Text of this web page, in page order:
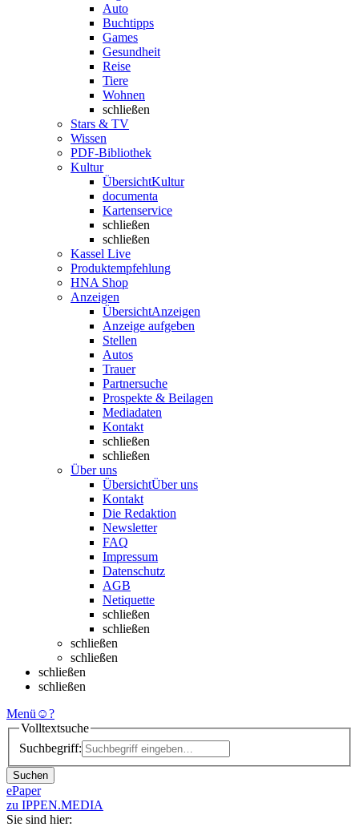
Auto
Buchtipps
Games
Gesundheit
Reise
Tiere
Wohnen
schließen
Stars & TV
Wissen
PDF-Bibliothek
Kultur
ÜbersichtKultur
documenta
Kartenservice
schließen
schließen
Kassel Live
Produktempfehlung
HNA Shop
Anzeigen
ÜbersichtAnzeigen
Anzeige aufgeben
Stellen
Autos
Trauer
Partnersuche
Prospekte & Beilagen
Mediadaten
Kontakt
schließen
schließen
Über uns
ÜbersichtÜber uns
Kontakt
Die Redaktion
Newsletter
FAQ
Impressum
Datenschutz
AGB
Netiquette
schließen
schließen
schließen
schließen
schließen
schließen
Menü ☺?
Volltextsuche
Suchbegriff:
Suchen
ePaper
zu IPPEN.MEDIA
Sie sind hier: